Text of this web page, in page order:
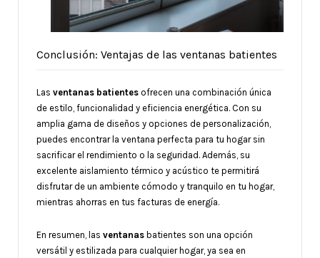
Conclusión: Ventajas de las ventanas batientes
Las ventanas batientes ofrecen una combinación única
de estilo, funcionalidad y eficiencia energética. Con su
amplia gama de diseños y opciones de personalización,
puedes encontrar la ventana perfecta para tu hogar sin
sacrificar el rendimiento o la seguridad. Además, su
excelente aislamiento térmico y acústico te permitirá
disfrutar de un ambiente cómodo y tranquilo en tu hogar,
mientras ahorras en tus facturas de energía.
En resumen, las ventanas batientes son una opción
versátil y estilizada para cualquier hogar, ya sea en